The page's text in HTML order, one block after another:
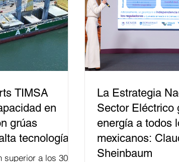
no forma
TIMSA
en
grúas
tecnología
a los 300
La Estrategia
Sector Eléctrico
energía a todos
mexicanos:
Sheinbaum